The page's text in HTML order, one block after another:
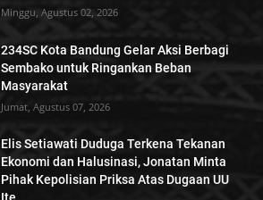
Minggu, Agustus 02, 2026
234SC Kota Bandung Gelar Aksi Berbagi
Sembako untuk Ringankan Beban
Masyarakat
Jumat, Agustus 07, 2026
Elis Setiawati Duduga Terkena Tekanan
Ekonomi dan Halusinasi, Jonatan Minta
Pihak Kepolisian Priksa Atas Dugaan UU